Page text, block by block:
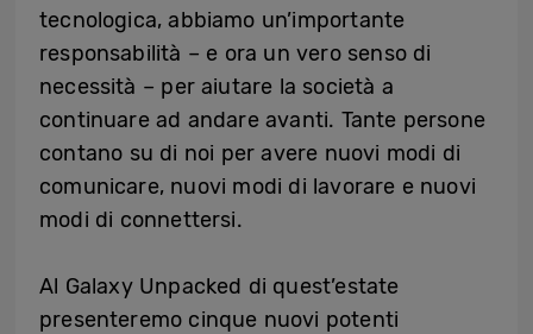
tecnologica, abbiamo un’importante
responsabilità – e ora un vero senso di
necessità – per aiutare la società a
continuare ad andare avanti. Tante persone
contano su di noi per avere nuovi modi di
comunicare, nuovi modi di lavorare e nuovi
modi di connettersi.
Al Galaxy Unpacked di quest’estate
presenteremo cinque nuovi potenti